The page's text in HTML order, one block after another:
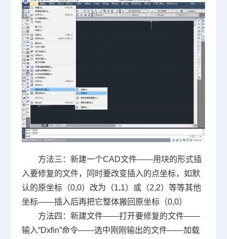
方法三：新建一个CAD文件——用块的形式插
入要修复的文件，同时要改变插入的点坐标，如默
认的原坐标（0,0）改为（1,1）或（2,2）等等其他
坐标——插入后再把它整体搬回原坐标（0,0）
方法四：新建文件——打开要修复的文件——
输入“Dxfin”命令——选中刚刚输出的文件——加载